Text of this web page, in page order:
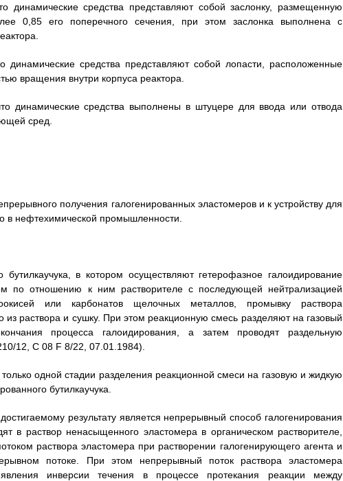
динамические средства представляют собой заслонку, размещенную
0,85 его поперечного сечения, при этом заслонка выполнена с
средства представляют собой лопасти, расположенные
вращения внутри корпуса реактора.
динамические средства выполнены в штуцере для ввода или отвода
сред.
получения галогенированных эластомеров и к устройству для
в нефтехимической промышленности.
бутилкаучука, в котором осуществляют гетерофазное галоидирование
по отношению к ним растворителе с последующей нейтрализацией
или карбонатов щелочных металлов, промывку раствора
из раствора и сушку. При этом реакционную смесь разделяют на газовый
процесса галоидирования, а затем проводят раздельную
12, C 08 F 8/22, 07.01.1984).
одной стадии разделения реакционной смеси на газовую и жидкую
бутилкаучука.
результату является непрерывный способ галогенирования
в раствор ненасыщенного эластомера в органическом растворителе,
раствора эластомера при растворении галогенирующего агента и
потоке. При этом непрерывный поток раствора эластомера
инверсии течения в процессе протекания реакции между